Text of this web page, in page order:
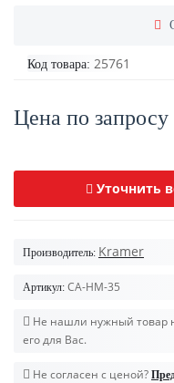
Код товара: 25761
Цена по запросу
Уточнить
Производитель: Kramer
Артикул: CA-HM-35
Не нашли нужный товар
его для Вас.
Не согласен с ценой?